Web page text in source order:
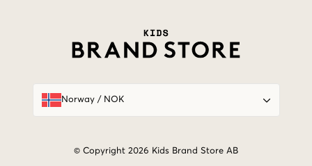
Norway/ NOK
© Copyright 2026 Kids Brand Store AB